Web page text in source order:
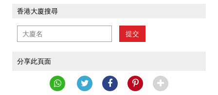
香港大廈搜尋
提交
分享此頁面